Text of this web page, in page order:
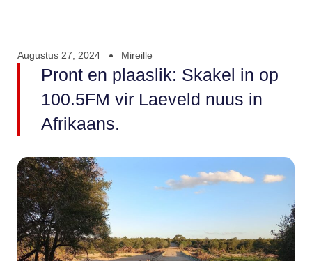
Augustus 27, 2024 Mireille
Pront en plaaslik: Skakel in op
100.5FM vir Laeveld nuus in
Afrikaans.